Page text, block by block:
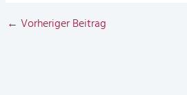
← Vorheriger Beitrag